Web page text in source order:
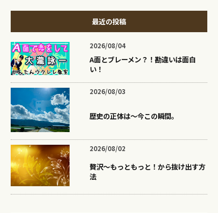
最近の投稿
2026/08/04
A面とブレーメン？！勘違いは面白
い！
2026/08/03
歴史の正体は〜今この瞬間。
2026/08/02
贅沢〜もっともっと！から抜け出す方
法